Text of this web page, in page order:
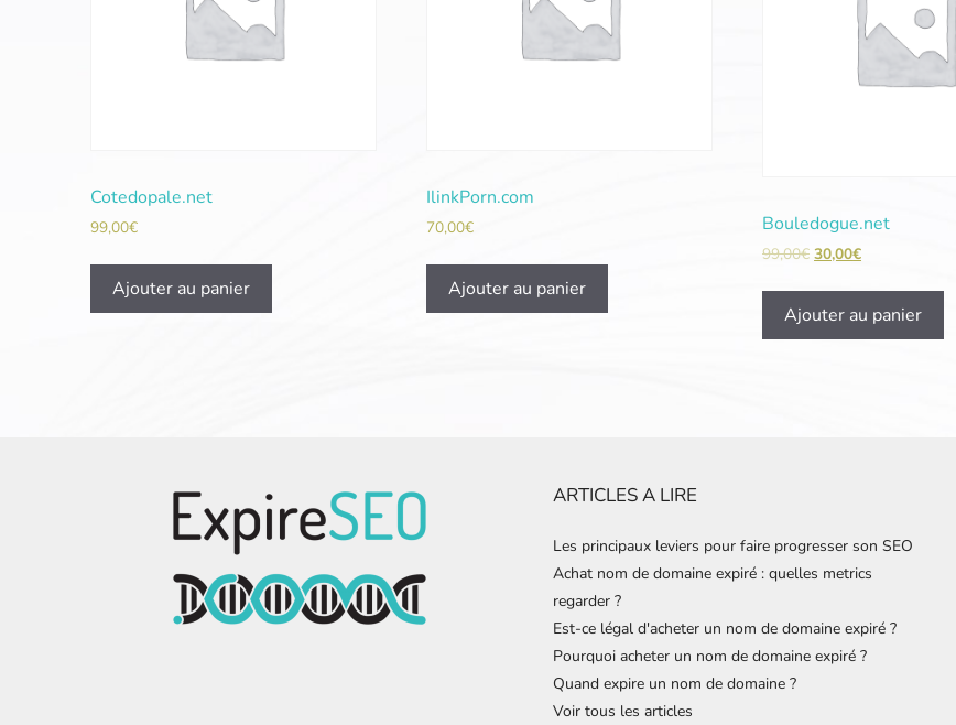
Cotedopale.net
99,00€
Ajouter au panier
IlinkPorn.com
70,00€
Ajouter au panier
Bouledogue.net
99,00€ 30,00€
Ajouter au panier
ARTICLES A LIRE
Les principaux leviers pour faire progresser son SEO
Achat nom de domaine expiré : quelles metrics
regarder ?
Est-ce légal d'acheter un nom de domaine expiré ?
Pourquoi acheter un nom de domaine expiré ?
Quand expire un nom de domaine ?
Voir tous les articles